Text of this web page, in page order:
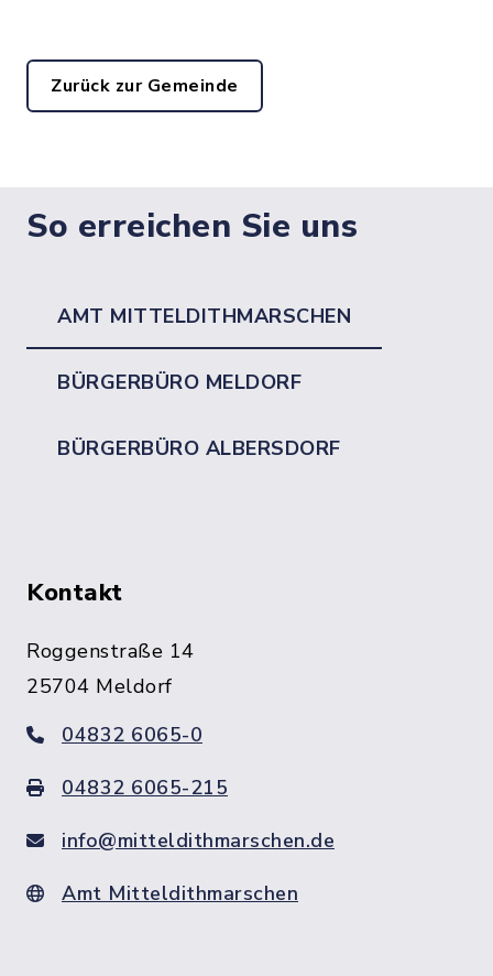
Zurück zur Gemeinde
So erreichen Sie uns
AMT MITTELDITHMARSCHEN
BÜRGERBÜRO MELDORF
BÜRGERBÜRO ALBERSDORF
Kontakt
Roggenstraße 14
25704 Meldorf
04832 6065-0
04832 6065-215
info@mitteldithmarschen.de
Amt Mitteldithmarschen